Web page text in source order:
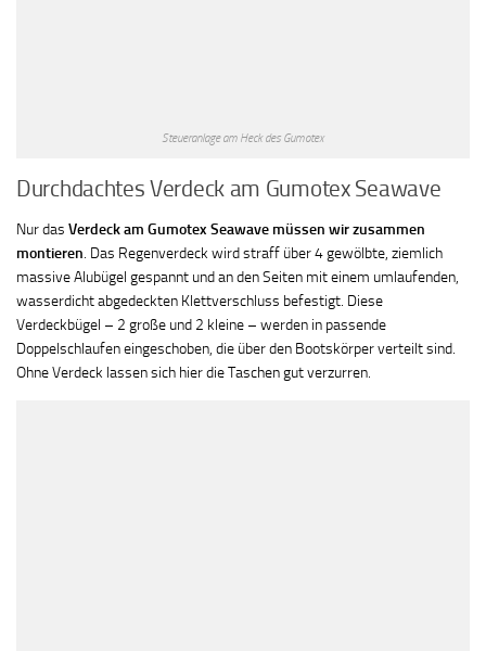
Steueranlage am Heck des Gumotex
Durchdachtes Verdeck am Gumotex Seawave
Nur das Verdeck am Gumotex Seawave müssen wir zusammen
montieren. Das Regenverdeck wird straff über 4 gewölbte, ziemlich
massive Alubügel gespannt und an den Seiten mit einem umlaufenden,
wasserdicht abgedeckten Klettverschluss befestigt. Diese
Verdeckbügel – 2 große und 2 kleine – werden in passende
Doppelschlaufen eingeschoben, die über den Bootskörper verteilt sind.
Ohne Verdeck lassen sich hier die Taschen gut verzurren.